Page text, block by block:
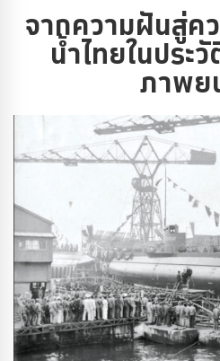
จากความฝันสู่ค
น้ำไทยในประ
ภาพย